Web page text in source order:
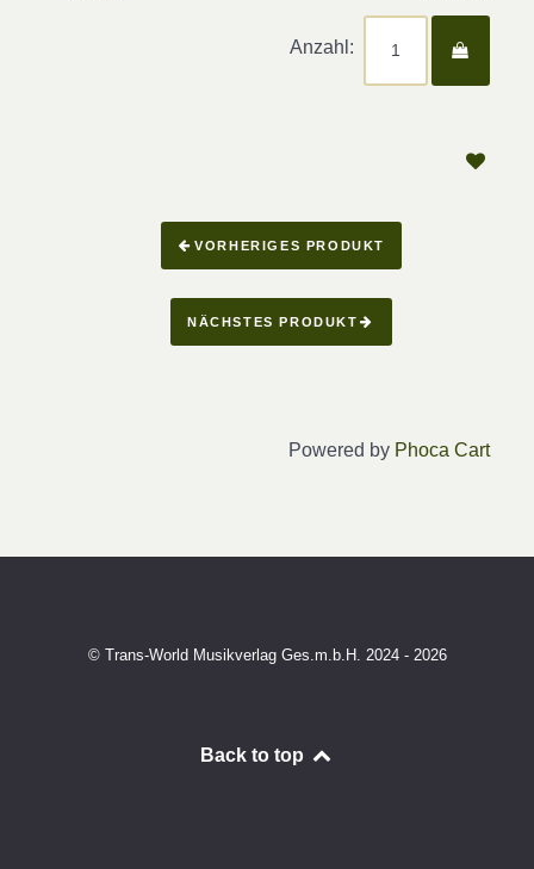
Anzahl:
VORHERIGES PRODUKT
NÄCHSTES PRODUKT
Powered by Phoca Cart
© Trans-World Musikverlag Ges.m.b.H. 2024 - 2026
Back to top